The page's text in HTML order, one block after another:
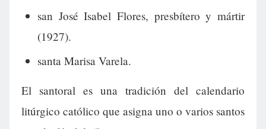
san José Isabel Flores, presbítero y mártir
(1927).
santa Marisa Varela.
El santoral es una tradición del calendario
litúrgico católico que asigna uno o varios santos